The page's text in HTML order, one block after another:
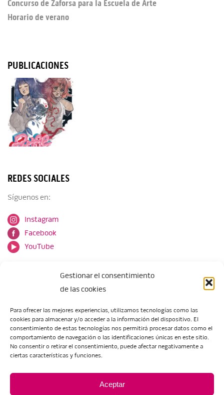
Gestionar el consentimiento
de las cookies
Para ofrecer las mejores experiencias, utilizamos tecnologías como las
cookies para almacenar y/o acceder a la información del dispositivo. El
consentimiento de estas tecnologías nos permitirá procesar datos como el
comportamiento de navegación o las identificaciones únicas en este sitio.
No consentir o retirar el consentimiento, puede afectar negativamente a
ciertas características y funciones.
Aceptar
Concurso de Zaforsa para la Escuela de Arte
Horario de verano
PUBLICACIONES
REDES SOCIALES
Síguenos en:
Instagram
Facebook
YouTube
Escuela de Arte de Zaragoza
María Zambrano, 5
50018 Zaragoza
eartezaragoza@educa.aragon.es